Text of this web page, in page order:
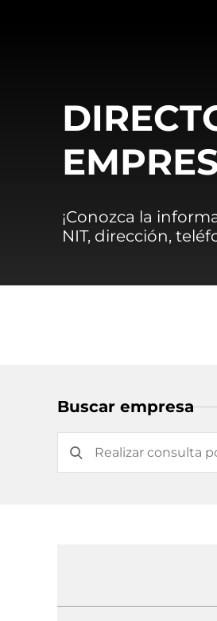
¡Conozca la
NIT, dirección,
Buscar empresa